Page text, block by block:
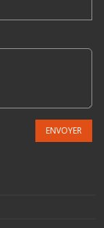
ENVOYER